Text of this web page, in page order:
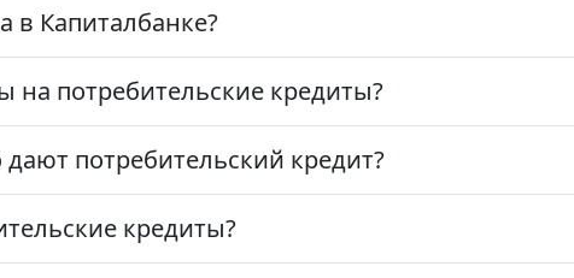
в Капиталбанке?
на потребительские кредиты?
потребительский кредит?
кредиты?